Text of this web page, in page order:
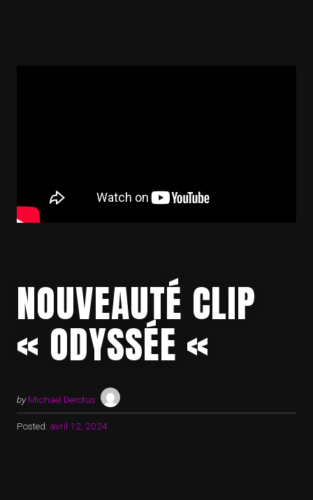
NOUVEAUTÉ CLIP
« ODYSSÉE «
by Michael Derotus
Posted: avril 12, 2024